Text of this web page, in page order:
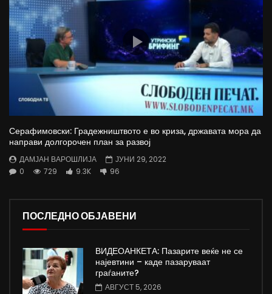
Серафимовски: Градежништвото е во криза, државата мора да
направи долгорочен план за развој
ДАМЈАН ВАРОШЛИЈА
ЈУНИ 29, 2022
0
729 9.3K 96
ПОСЛЕДНО ОБЈАВЕНИ
ВИДЕОАНКЕТА: Пазарите веќе не се
најевтини – каде пазаруваат
граѓаните?
АВГУСТ 5, 2026